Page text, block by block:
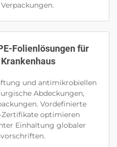
Folienlösungen für
und antimikrobiellen
Abdeckungen,
Vordefinierte
Zertifikate optimieren
Einhaltung globaler